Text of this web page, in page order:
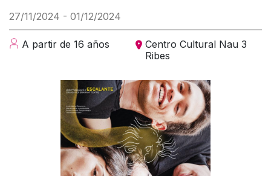
27/11/2024 - 01/12/2024
A partir de 16 años
Centro Cultural Nau 3
Ribes